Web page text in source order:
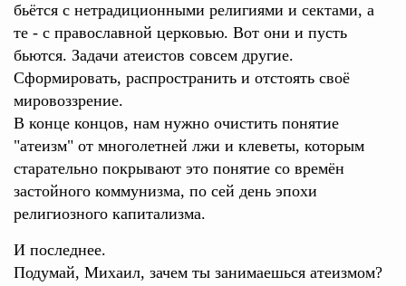
бьётся с нетрадиционными религиями и сектами, а
те - с православной церковью. Вот они и пусть
бьются. Задачи атеистов совсем другие.
Сформировать, распространить и отстоять своё
мировоззрение.
В конце концов, нам нужно очистить понятие
"атеизм" от многолетней лжи и клеветы, которым
старательно покрывают это понятие со времён
застойного коммунизма, по сей день эпохи
религиозного капитализма.
И последнее.
Подумай, Михаил, зачем ты занимаешься атеизмом?